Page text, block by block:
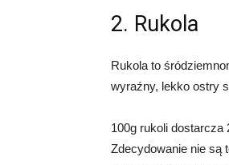
2. Rukola
Rukola to
wyraźny, lekko ostry
100g rukoli dostarcza
Zdecydowanie nie są